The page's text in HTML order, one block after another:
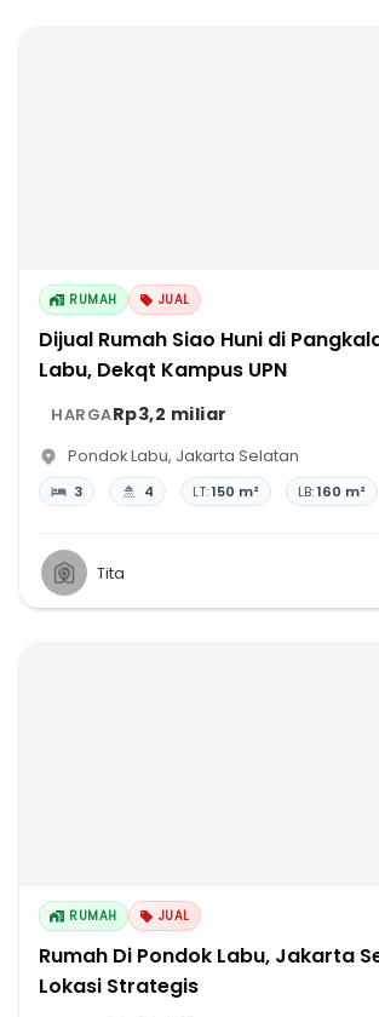
RUMAH JUAL
Dijual Rumah Siao Huni di
Labu, Dekqt Kampus UPN
HARGARp3,2 miliar
Pondok Labu, Jakarta Selatan
3 4 LT:150 m² LB:160 m²
Tita
RUMAH JUAL
Rumah Di Pondok Labu, Jakarta
Lokasi Strategis